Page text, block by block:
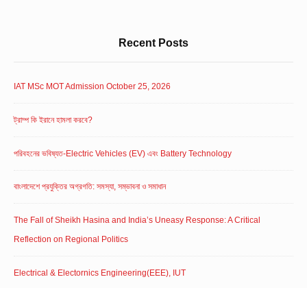
Recent Posts
IAT MSc MOT Admission October 25, 2026
ট্রাম্প কি ইরানে হামলা করবে?
পরিবহনের ভবিষ্যত-Electric Vehicles (EV) এবং Battery Technology
বাংলাদেশে প্রযুক্তির অগ্রগতি: সমস্যা, সম্ভাবনা ও সমাধান
The Fall of Sheikh Hasina and India’s Uneasy Response: A Critical
Reflection on Regional Politics
Electrical & Electornics Engineering(EEE), IUT